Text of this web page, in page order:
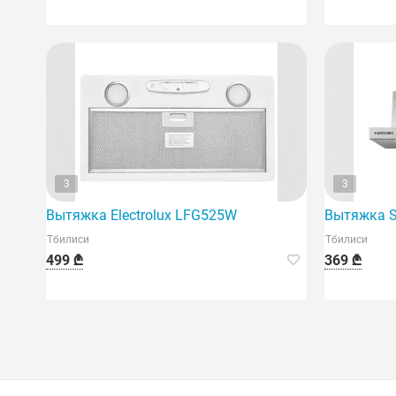
3
Вытяжка Electrolux LFG525W
Тбилиси
499 ₾
3
Вытяжка
Тбилиси
369 ₾